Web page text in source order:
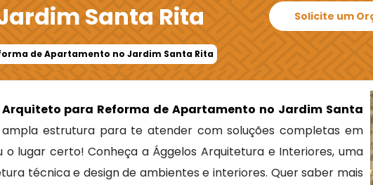
Santa Rita
de Apartamento no Jardim Santa Rita
Solicite um
Arquiteto para Reforma de Apartamento no Jardim Santa
estrutura para te atender com soluções completas em
lugar certo! Conheça a Ággelos Arquitetura e Interiores, uma
técnica e design de ambientes e interiores. Quer saber mais